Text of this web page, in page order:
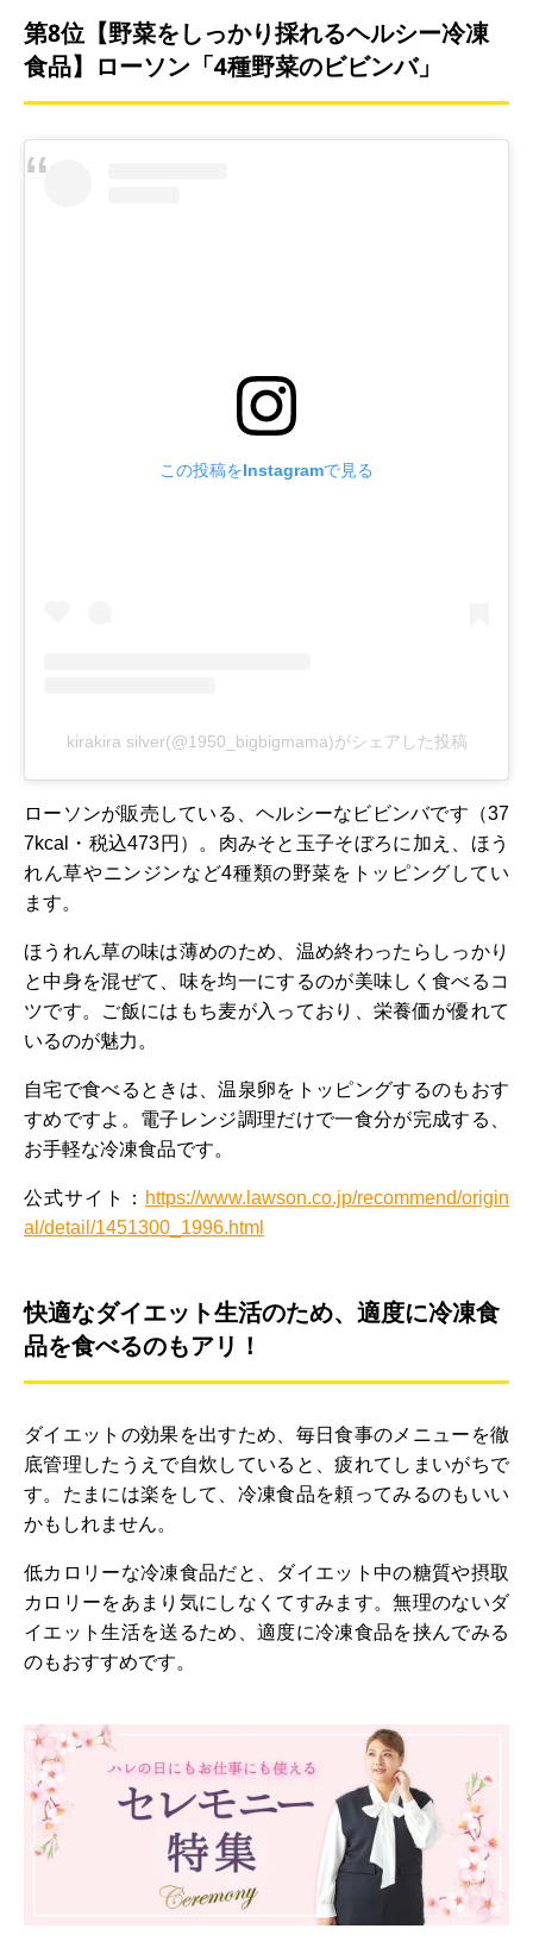
第8位【野菜をしっかり採れるヘルシー冷凍
食品】ローソン「4種野菜のビビンバ」
この投稿をInstagramで見る
kirakira silver(@1950_bigbigmama)がシェアした投稿
ローソンが販売している、ヘルシーなビビンバです（37
7kcal・税込473円）。肉みそと玉子そぼろに加え、ほう
れん草やニンジンなど4種類の野菜をトッピングしてい
ます。
ほうれん草の味は薄めのため、温め終わったらしっかり
と中身を混ぜて、味を均一にするのが美味しく食べるコ
ツです。ご飯にはもち麦が入っており、栄養価が優れて
いるのが魅力。
自宅で食べるときは、温泉卵をトッピングするのもおす
すめですよ。電子レンジ調理だけで一食分が完成する、
お手軽な冷凍食品です。
公式サイト： https://www.lawson.co.jp/recommend/origin
al/detail/1451300_1996.html
快適なダイエット生活のため、適度に冷凍食
品を食べるのもアリ！
ダイエットの効果を出すため、毎日食事のメニューを徹
底管理したうえで自炊していると、疲れてしまいがちで
す。たまには楽をして、冷凍食品を頼ってみるのもいい
かもしれません。
低カロリーな冷凍食品だと、ダイエット中の糖質や摂取
カロリーをあまり気にしなくてすみます。無理のないダ
イエット生活を送るため、適度に冷凍食品を挟んでみる
のもおすすめです。